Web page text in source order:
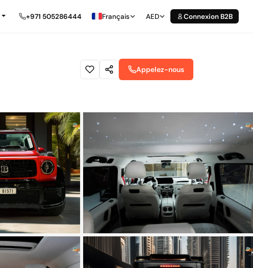
+971 505286444 Français AED Connexion B2B
Appelez-nous